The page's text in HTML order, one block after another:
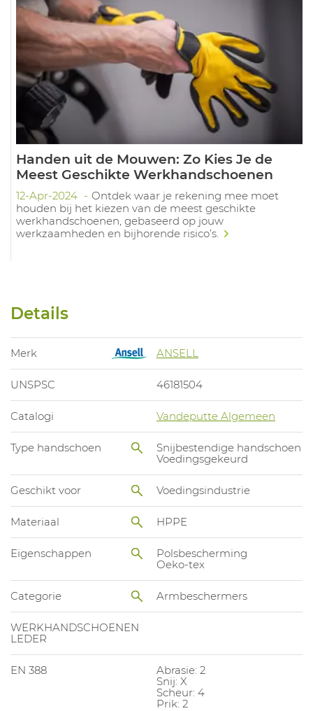
Handen uit de Mouwen: Zo Kies Je de
Meest Geschikte Werkhandschoenen
12-Apr-2024
Ontdek waar je rekening mee moet
houden bij het kiezen van de meest geschikte
werkhandschoenen, gebaseerd op jouw
werkzaamheden en bijhorende risico’s.
Details
Merk ANSELL
UNSPSC 46181504
Catalogi Vandeputte Algemeen
Type handschoen
Snijbestendige handschoen
Voedingsgekeurd
Geschikt voor Voedingsindustrie
Materiaal HPPE
Eigenschappen
Polsbescherming
Oeko-tex
Categorie Armbeschermers
WERKHANDSCHOENEN
LEDER
EN 388
Abrasie: 2
Snij: X
Scheur: 4
Prik: 2